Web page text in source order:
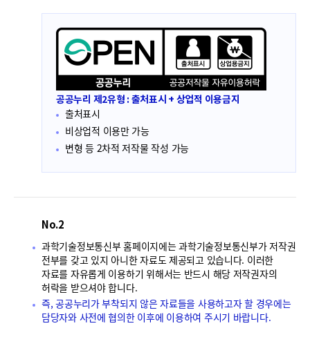
공공누리 제2유형 : 출처표시 + 상업적 이용금지
출처표시
비상업적 이용만 가능
변형 등 2차적 저작물 작성 가능
No.2
과학기술정보통신부 홈페이지에는 과학기술정보통신부가 저작권
전부를 갖고 있지 아니한 자료도 제공되고 있습니다. 이러한
자료를 자유롭게 이용하기 위해서는 반드시 해당 저작권자의
허락을 받으셔야 합니다.
즉, 공공누리가 부착되지 않은 자료들을 사용하고자 할 경우에는
담당자와 사전에 협의한 이후에 이용하여 주시기 바랍니다.